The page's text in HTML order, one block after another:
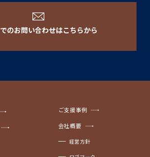
のお問い合わせはこちらから
ご支援事例
会社概要
経営方針